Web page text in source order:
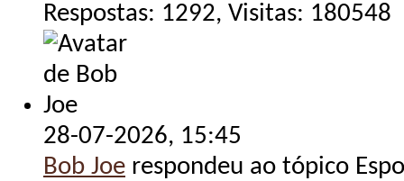
Respostas: 1292, Visitas: 180548
28-07-2026, 15:45
Bob Joe respondeu ao tópico